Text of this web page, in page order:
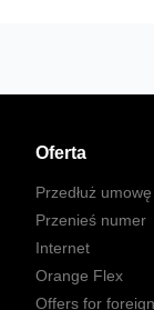
Oferta
Przedłuż umowę
Przenieś numer
Internet
Orange Flex
Offers for